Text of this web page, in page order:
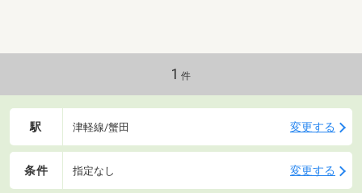
1 件
駅 津軽線/蟹田 変更する
条件 指定なし 変更する